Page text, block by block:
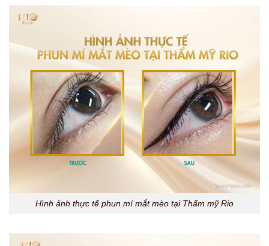
Hình ảnh thực tế phun mí mắt mèo tại Thẩm mỹ Rio